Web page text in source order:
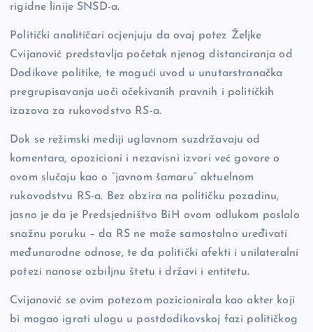
rigidne linije SNSD-a.
Politički analitičari ocjenjuju da ovaj potez Željke
Cvijanović predstavlja početak njenog distanciranja od
Dodikove politike, te mogući uvod u unutarstranačka
pregrupisavanja uoči očekivanih pravnih i političkih
izazova za rukovodstvo RS-a.
Dok se režimski mediji uglavnom suzdržavaju od
komentara, opozicioni i nezavisni izvori već govore o
ovom slučaju kao o “javnom šamaru” aktuelnom
rukovodstvu RS-a. Bez obzira na političku pozadinu,
jasno je da je Predsjedništvo BiH ovom odlukom poslalo
snažnu poruku – da RS ne može samostalno uređivati
međunarodne odnose, te da politički afekti i unilateralni
potezi nanose ozbiljnu štetu i državi i entitetu.
Cvijanović se ovim potezom pozicionirala kao akter koji
bi mogao igrati ulogu u postdodikovskoj fazi političkog